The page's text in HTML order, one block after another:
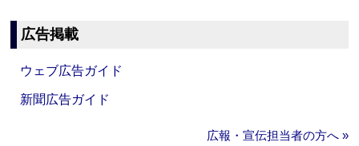
広告掲載
ウェブ広告ガイド
新聞広告ガイド
広報・宣伝担当者の方へ »